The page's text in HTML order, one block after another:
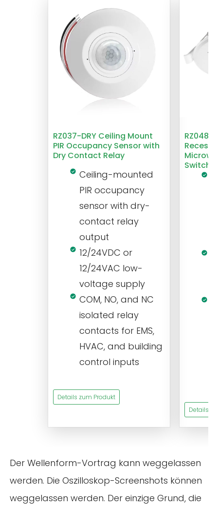
RZ037-DRY Ceiling Mount
PIR Occupancy Sensor with
Dry Contact Relay
Ceiling-mounted
PIR occupancy
sensor with dry-
contact relay
output
12/24VDC or
12/24VAC low-
voltage supply
COM, NO, and NC
isolated relay
contacts for EMS,
HVAC, and building
control inputs
Details zum Produkt
RZ048
Switch
Details
Der Wellenform-Vortrag kann weggelassen
werden. Die Oszilloskop-Screenshots können
weggelassen werden. Der einzige Grund, die